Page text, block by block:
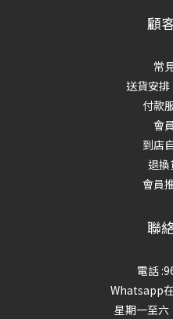
顧
常
送貨安
付款
會
到店
退
會員
聯
電話
Whatsapp
星期一至